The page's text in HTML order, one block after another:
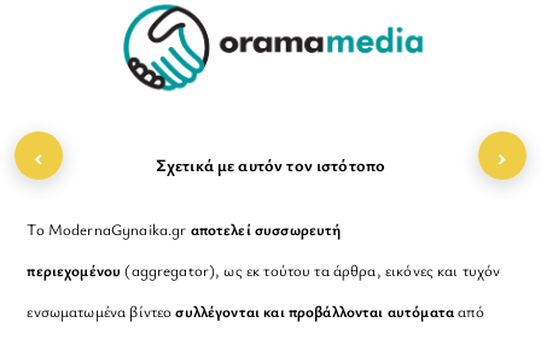
Σχετικά με αυτόν τον ιστότοπο
Το ModernaGynaika.gr αποτελεί συσσωρευτή
περιεχομένου (aggregator), ως εκ τούτου τα άρθρα, εικόνες και τυχόν
ενσωματωμένα βίντεοσυλλέγονται και προβάλλονται αυτόματααπό
‹ ›